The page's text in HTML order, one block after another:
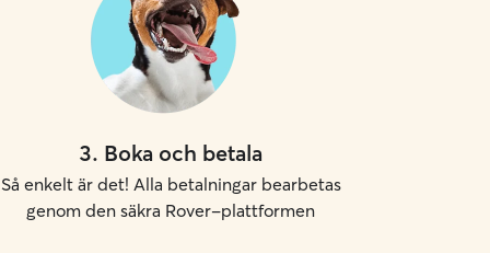
3. Boka och betala
Så enkelt är det! Alla betalningar bearbetas
genom den säkra Rover-plattformen